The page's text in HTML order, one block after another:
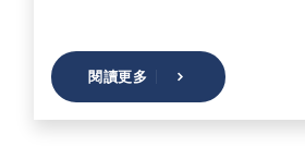
閱讀更多